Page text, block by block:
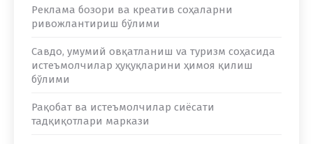
Реклама бозори ва креатив соҳаларни
ривожлантириш бўлими
Савдо, умумий овқатланиш va туризм соҳасида
истеъмолчилар ҳуқуқларини ҳимоя қилиш
бўлими
Рақобат ва истеъмолчилар сиёсати
тадқиқотлари маркази